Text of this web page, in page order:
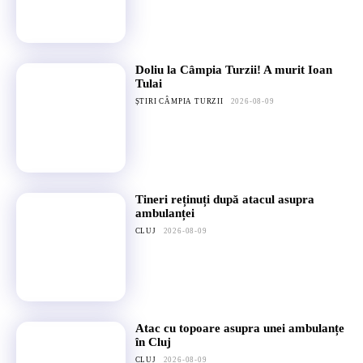
Doliu la Câmpia Turzii! A murit Ioan
Tulai
ȘTIRI CÂMPIA TURZII 2026-08-09
Tineri reținuți după atacul asupra
ambulanței
CLUJ 2026-08-09
Atac cu topoare asupra unei ambulanțe
în Cluj
CLUJ 2026-08-09